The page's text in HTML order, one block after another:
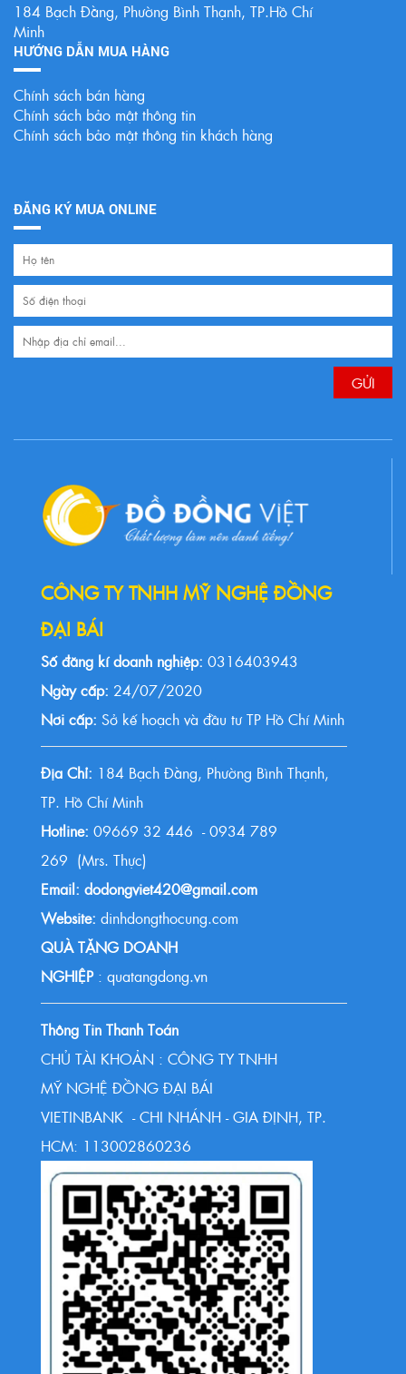
184 Bạch Đằng, Phường Bình Thạnh, TP.Hồ Chí
Minh
HƯỚNG DẪN MUA HÀNG
Chính sách bán hàng
Chính sách bảo mật thông tin
Chính sách bảo mật thông tin khách hàng
ĐĂNG KÝ MUA ONLINE
CÔNG TY TNHH MỸ NGHỆ ĐỒNG
ĐẠI BÁI
Số đăng kí doanh nghiệp: 0316403943
Ngày cấp: 24/07/2020
Nơi cấp: Sở kế hoạch và đầu tư TP Hồ Chí Minh
Địa Chỉ: 184 Bạch Đằng, Phường Bình Thạnh,
TP. Hồ Chí Minh
Hotline: 09669 32 446 - 0934 789
269 (Mrs. Thực)
Email: dodongviet420@gmail.com
Website: dinhdongthocung.com
QUÀ TẶNG DOANH
NGHIỆP : quatangdong.vn
Thông Tin Thanh Toán
CHỦ TÀI KHOẢN : CÔNG TY TNHH
MỸ NGHỆ ĐỒNG ĐẠI BÁI
VIETINBANK - CHI NHÁNH - GIA ĐỊNH, TP.
HCM: 113002860236